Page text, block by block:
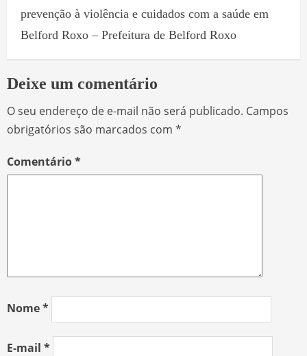
prevenção à violência e cuidados com a saúde em
Belford Roxo – Prefeitura de Belford Roxo
Deixe um comentário
O seu endereço de e-mail não será publicado. Campos
obrigatórios são marcados com *
Comentário*
Nome*
E-mail *